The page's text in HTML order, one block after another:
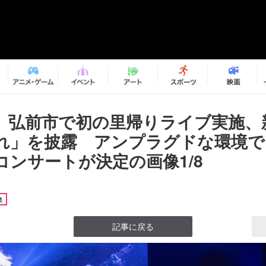
前市で初の里帰りライブ実施、
」を披露 アンプラグドな環境
ンサートが決定の画像1/8
記事に戻る